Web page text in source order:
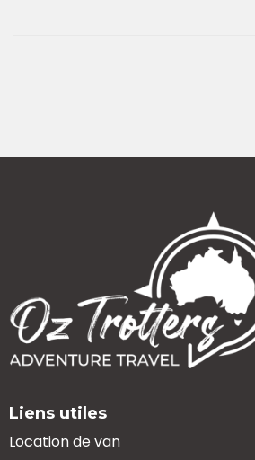
Liens utiles
Location de van